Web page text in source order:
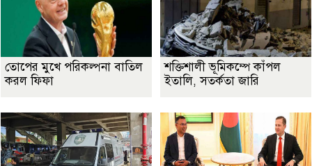
তোপের মুখে পরিকল্পনা বাতিল
করল ফিফা
শক্তিশালী ভূমিকম্পে কাঁপল
ইতালি, সতর্কতা জারি